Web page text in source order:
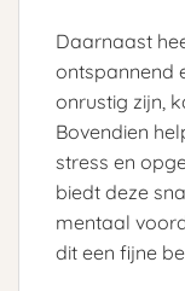
Daarnaast
ontspannend
onrustig zijn,
Bovendien
stress en
biedt deze
mentaal
dit een fijne